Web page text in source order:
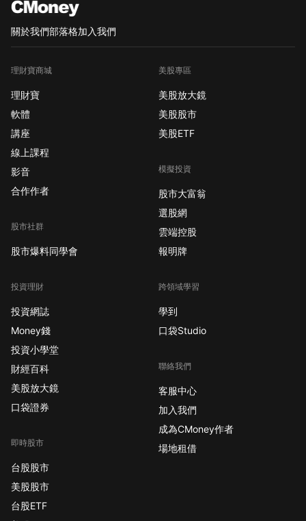
關於我們部落格加入我們
理財寶商城
理財寶
軟體
講座
線上課程
影音
合作作者
股市社群
股市爆料同學會
投資理財
投資網誌
Money錢
投資小學堂
財經百科
美股放大鏡
口袋證券
即時股市
台股股市
美股股市
台股ETF
美股專區
美股放大鏡
美股股市
美股ETF
模擬投資
股市大富翁
選股網
雲端控股
報明牌
跨領域學習
學到
口袋Studio
聯絡我們
客服中心
加入我們
成為CMoney作者
場地租借